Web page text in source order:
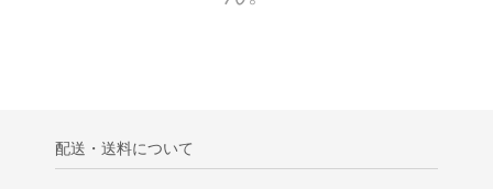
配送・送料について